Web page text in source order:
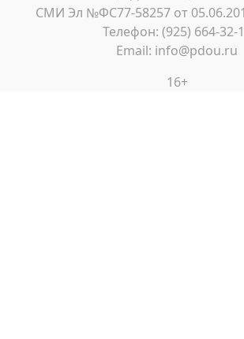
СМИ Эл №ФС77-58257 от
Телефон: (925) 664-32-
Email: info@pdou.ru
16+